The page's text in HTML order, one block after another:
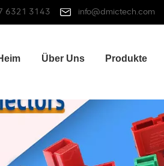
6321 3143 info@dmictech.com
Über Uns Produkte